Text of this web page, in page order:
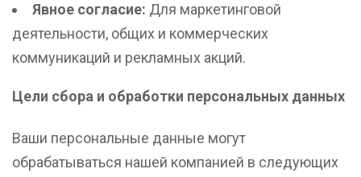
Явное согласие: Для маркетинговой
деятельности, общих и коммерческих
коммуникаций и рекламных акций.
Цели сбора и обработки персональных данных
Ваши персональные данные могут
обрабатываться нашей компанией в следующих